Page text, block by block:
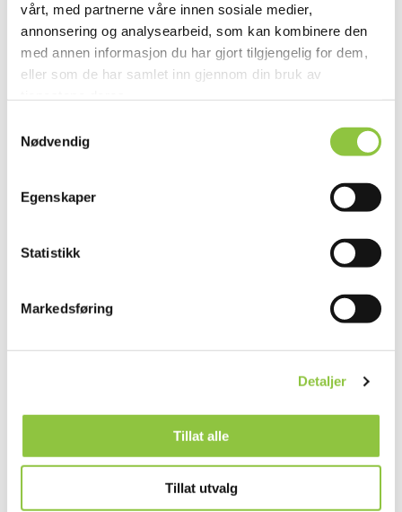
vårt, med partnerne våre innen sosiale medier,
annonsering og analysearbeid, som kan kombinere den
med annen informasjon du har gjort tilgjengelig for dem,
eller som de har samlet inn gjennom din bruk av
Nødvendig
Egenskaper
Statistikk
Markedsføring
Detaljer
Tillat alle
Tillat utvalg
Kimestadveien 71, 3184 Borre
BJUNEGÅRDSDRIFT V/ØYVIND
BJUNE
VITTERSØ INN PÅ TUNET